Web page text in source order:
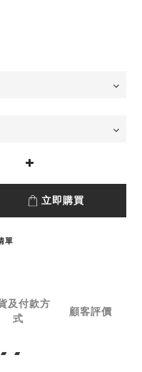
立即購買
單
及付款方
式
顧客評價
▰　▰